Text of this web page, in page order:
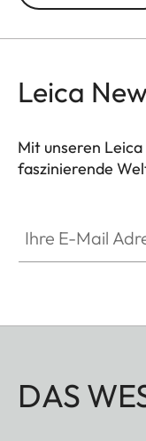
Leica
Mit unseren
faszinierende
DAS